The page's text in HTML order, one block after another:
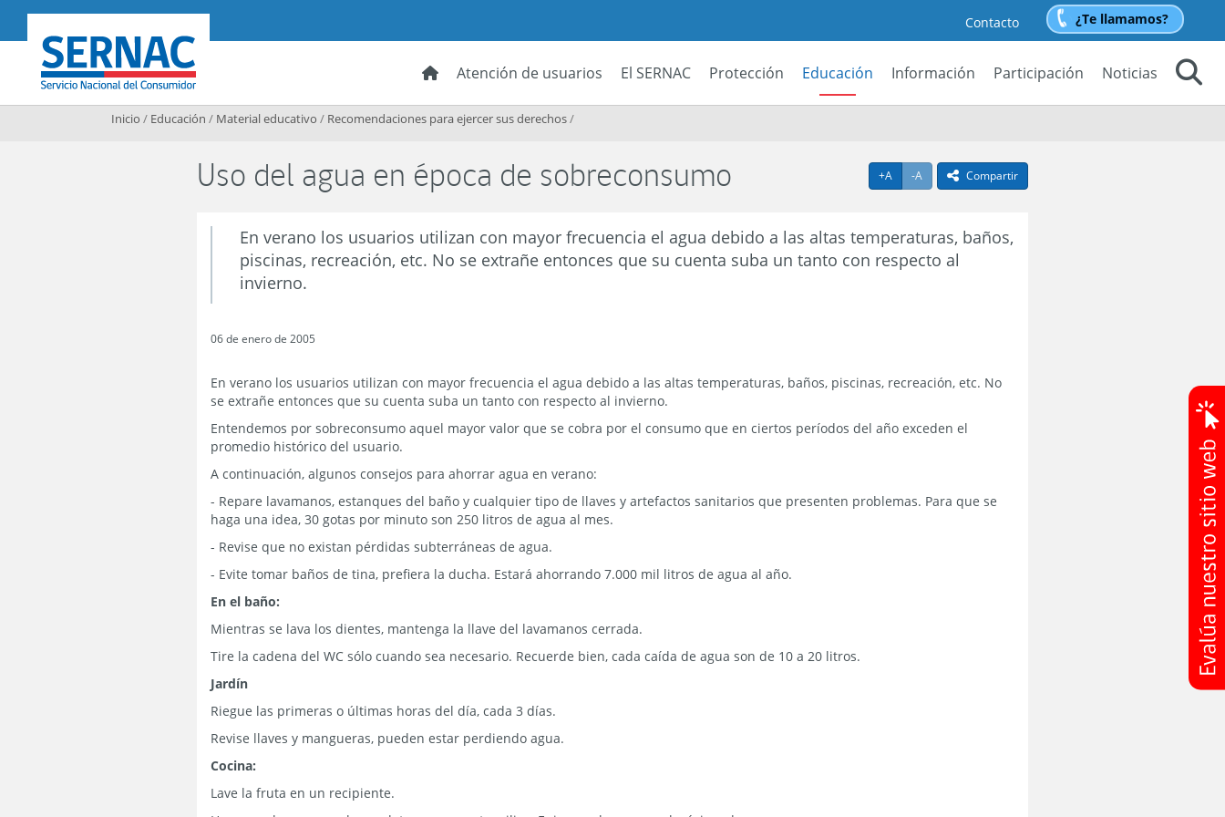
SERNAC
Contacto ¿Te llamamos?
Atención de usuarios El SERNAC Protección Educación Información Participación
Noticias
Inicio / Educación / Material educativo / Recomendaciones para ejercer sus derechos/
+A Agrandar texto
-A Achicar textoicono compartir
Compartir
Uso del agua en época de sobreconsumo
En verano los usuarios utilizan con mayor frecuencia el agua debido a las altas temperaturas, baños,
piscinas, recreación, etc. No se extrañe entonces que su cuenta suba un tanto con respecto al
invierno.
06 de enero de 2005
En verano los usuarios utilizan con mayor frecuencia el agua debido a las altas temperaturas, baños, piscinas, recreación, etc. No
se extrañe entonces que su cuenta suba un tanto con respecto al invierno.
Entendemos por sobreconsumo aquel mayor valor que se cobra por el consumo que en ciertos períodos del año exceden el
promedio histórico del usuario.
A continuación, algunos consejos para ahorrar agua en verano:
- Repare lavamanos, estanques del baño y cualquier tipo de llaves y artefactos sanitarios que presenten problemas. Para que se
haga una idea, 30 gotas por minuto son 250 litros de agua al mes.
- Revise que no existan pérdidas subterráneas de agua.
- Evite tomar baños de tina, prefiera la ducha. Estará ahorrando 7.000 mil litros de agua al año.
En el baño:
Mientras se lava los dientes, mantenga la llave del lavamanos cerrada.
Tire la cadena del WC sólo cuando sea necesario. Recuerde bien, cada caída de agua son de 10 a 20 litros.
Jardín
Riegue las primeras o últimas horas del día, cada 3 días.
Revise llaves y mangueras, pueden estar perdiendo agua.
Cocina:
Lave la fruta en un recipiente.